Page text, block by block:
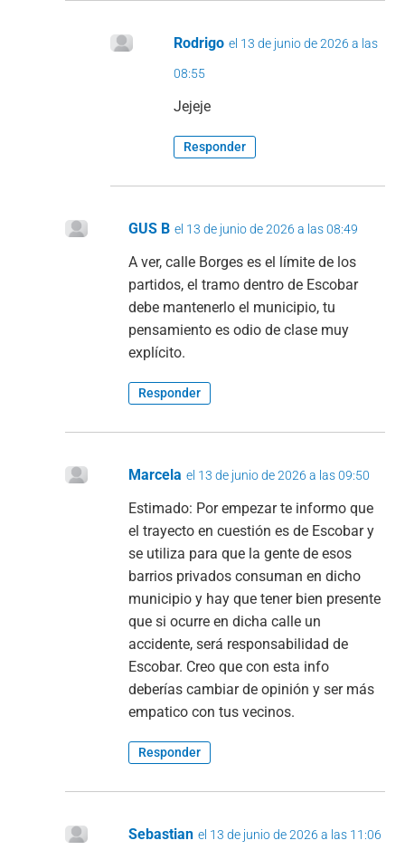
Rodrigo el 13 de junio de 2026 a las
08:55
Jejeje
Responder
GUS B el 13 de junio de 2026 a las 08:49
A ver, calle Borges es el límite de los
partidos, el tramo dentro de Escobar
debe mantenerlo el municipio, tu
pensamiento es odio de clase muy
explícito.
Responder
Marcela el 13 de junio de 2026 a las 09:50
Estimado: Por empezar te informo que
el trayecto en cuestión es de Escobar y
se utiliza para que la gente de esos
barrios privados consuman en dicho
municipio y hay que tener bien presente
que si ocurre en dicha calle un
accidente, será responsabilidad de
Escobar. Creo que con esta info
deberías cambiar de opinión y ser más
empatico con tus vecinos.
Responder
Sebastian el 13 de junio de 2026 a las 11:06